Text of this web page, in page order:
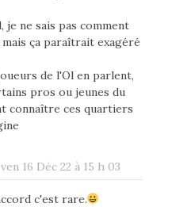
je ne sais pas comment
ça paraîtrait exagéré
de l'Ol en parlent,
pros ou jeunes du
connaître ces quartiers
ven 16 Déc 22 à 15 h 03
c'est rare.